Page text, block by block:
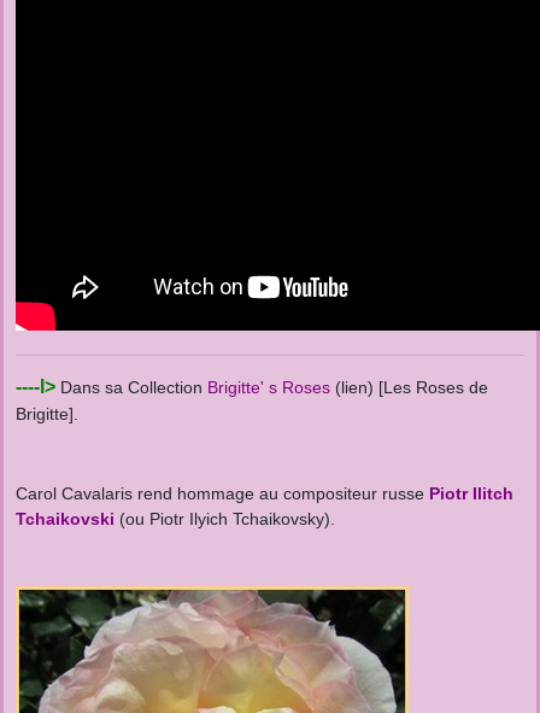
----l> Dans sa Collection Brigitte' s Roses (lien) [Les Roses de
Brigitte].
Carol Cavalaris rend hommage au compositeur russe Piotr Ilitch
Tchaikovski (ou Piotr Ilyich Tchaikovsky).